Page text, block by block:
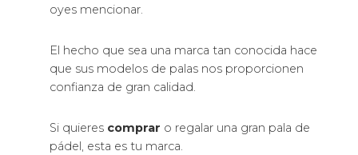
oyes mencionar.
El hecho que sea una marca tan conocida hace
que sus modelos de palas nos proporcionen
confianza de gran calidad.
Si quieres comprar o regalar una gran pala de
pádel, esta es tu marca.